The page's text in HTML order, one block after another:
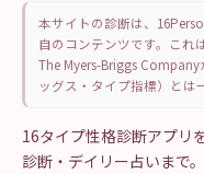
本サイトの診断は、
自のコンテンツです。これ
The Myers-Briggs
ッグス・タイプ指標）とは
16タイプ性格診断アプリ
診断・デイリー占いまで